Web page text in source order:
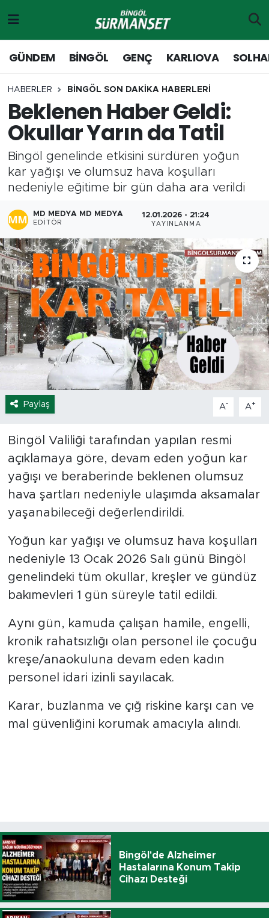
GÜNDEM BİNGÖL GENÇ KARLIOVA
HABERLER BİNGÖL SON DAKİKA HABERLERİ
Beklenen Haber Geldi:
Okullar Yarın da Tatil
Bingöl genelinde etkisini sürdüren yoğun
kar yağışı ve olumsuz hava koşulları
nedeniyle eğitime bir gün daha ara verildi
MD MEDYA MD MEDYA
EDITÖR
12.01.2026 - 21:24
YAYINLANMA
Paylaş A- A+
Bingöl Valiliği tarafından yapılan resmi
açıklamaya göre, devam eden yoğun kar
yağışı ve beraberinde beklenen olumsuz
hava şartları nedeniyle ulaşımda aksamalar
yaşanabileceği değerlendirildi.
Yoğun kar yağışı ve olumsuz hava koşulları
nedeniyle 13 Ocak 2026 Salı günü Bingöl
genelindeki tüm okullar, kreşler ve gündüz
bakımevleri 1 gün süreyle tatil edildi.
Aynı gün, kamuda çalışan hamile, engelli,
kronik rahatsızlığı olan personel ile çocuğu
kreşe/anaokuluna devam eden kadın
personel idari izinli sayılacak.
Karar, buzlanma ve çığ riskine karşı can ve
mal güvenliğini korumak amacıyla alındı.
Bingöl'de Alzheimer
Hastalarına Konum Takip
Cihazı Desteği
Genç
Solhan
Karlıova
Adaklı-Kiğı
Siyaset
Spor
Yaşam
Sağlık
Eğitim
Ekonomi
Hava Durumu
Tavz Der
Bingöl Kaza Haberleri
Merkez Hava Durumu
Merkez Trafik Yoğunluk Haritası
Süper Lig Puan Durumu ve Fikstür
Tüm Manşetler